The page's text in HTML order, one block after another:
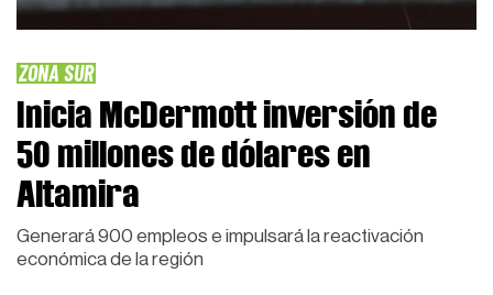
ZONA SUR
Inicia McDermott inversión de
50 millones de dólares en
Altamira
Generará 900 empleos e impulsará la reactivación
económica de la región